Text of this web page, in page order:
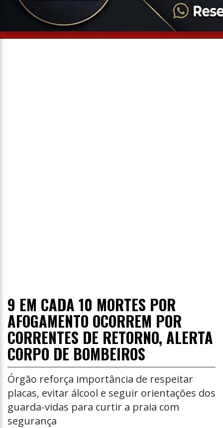
Entrevista
9 EM CADA 10 MORTES POR
AFOGAMENTO OCORREM POR
CORRENTES DE RETORNO, ALERTA
CORPO DE BOMBEIROS
Órgão reforça importância de respeitar
placas, evitar álcool e seguir orientações dos
guarda-vidas para curtir a praia com
segurança